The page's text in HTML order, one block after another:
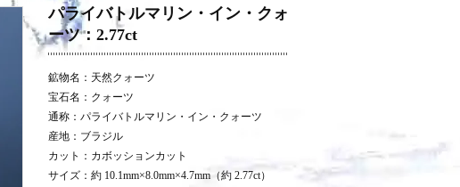
パライバトルマリン・イン・クォ
ーツ：2.77ct
鉱物名：天然クォーツ
宝石名：クォーツ
通称：パライバトルマリン・イン・クォーツ
産地：ブラジル
カット：カボッションカット
サイズ：約 10.1mm×8.0mm×4.7mm（約 2.77ct）